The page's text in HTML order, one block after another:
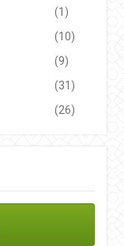
(1)
(10)
(9)
(31)
(26)